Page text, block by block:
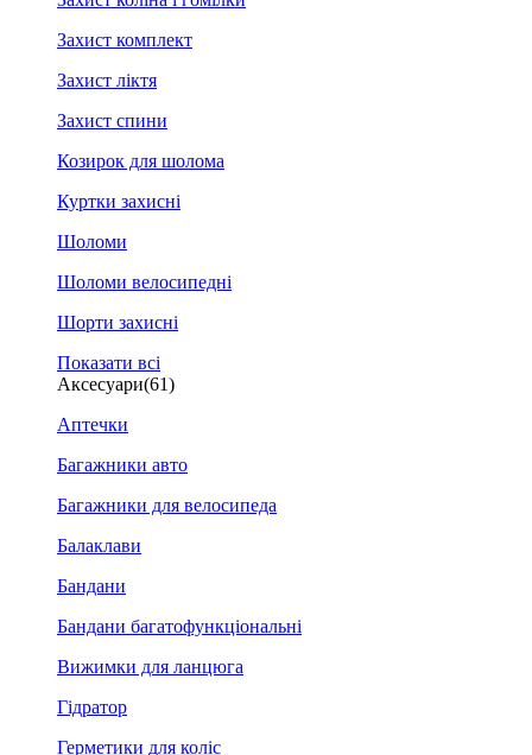
Захист комплект
Захист ліктя
Захист спини
Козирок для шолома
Куртки захисні
Шоломи
Шоломи велосипедні
Шорти захисні
Показати всі
Аксесуари(61)
Аптечки
Багажники авто
Багажники для велосипеда
Балаклави
Бандани
Бандани багатофункціональні
Вижимки для ланцюга
Гідратор
Герметики для коліс